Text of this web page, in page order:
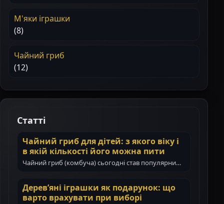
М'яки іграшки
(8)
Чайний гриб
(12)
Статті
Чайний гриб для дітей: з якого віку і
в якій кількості його можна пити
Чайний гриб (комбуча) сьогодні став популярним
Дерев’яні іграшки як подарунок: що
варто врахувати при виборі